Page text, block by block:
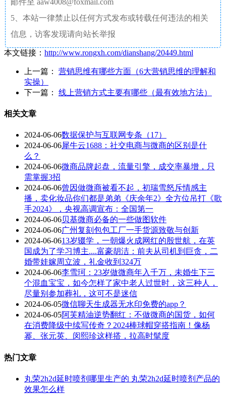
5、本站一律禁止以任何方式发布或转载任何违法的相关
信息，访客发现请向站长举报
本文链接： http://www.rongxh.com/dianshang/20449.html
上一篇： 营销思维有哪些方面（6大营销思维的理解和
实操）
下一篇： 线上营销方式主要有哪些（最有效地方法）
相关文章
2024-06-06数据保护与互联网专条（17）
2024-06-06犀牛云1688：社交电商与微商的区别是什
么？
2024-06-06微商品牌起盘，流量引擎，成交率暴增，只
需掌握3招
2024-06-06曾因做微商被看不起，初瑞雪怒斥情感主
播，卖化妆品你们都是弟弟《庆余年2》全方位吊打《歌
手2024》，央视高调宣布：全国第一
2024-06-06贝基微商必备的一些做图软件
2024-06-06广州复刻包包工厂一手货源致敬与创新
2024-06-0613岁辍学，一朝爆火成网红的殷世航，在英
国成为了学习博主....富豪胡洁：前夫从司机到巨贪，二
婚带娃嫁周立波，礼金收到324万
2024-06-06李雪珂：23岁做微商年入千万，未婚生下三
个混血宝宝，如今怎样了家中老人过世时，这三种人，
尽量别参加葬礼，这可不是迷信
2024-06-05微信聊天生成器无水印免费的app？
2024-06-05阿芙精油逆势翻红：不做微商的国货，如何
在消费降级中续写传奇？2024棒球帽穿搭指南！像杨
幂、张元英、闵熙珍这样搭，拉高时髦度
热门文章
丸荣2h2d延时喷剂哪里生产的 丸荣2h2d延时喷剂产品的
效果怎么样